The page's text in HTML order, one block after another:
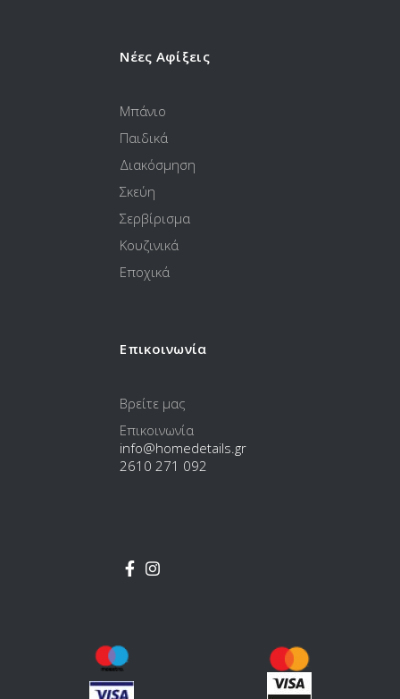
Νέες Αφίξεις
Μπάνιο
Παιδικά
Διακόσμηση
Σκεύη
Σερβίρισμα
Κουζινικά
Εποχικά
Επικοινωνία
Βρείτε μας
Επικοινωνία
info@homedetails.gr
2610 271 092